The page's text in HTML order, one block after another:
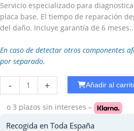
Servicio especializado para
placa base. El tiempo de reparación
del daño. Incluye garantía de 6 meses..
En caso de detectar otros componentes
por separado.
-
Carga
Ipad
+ Añadir al
o 3 plazos sin intereses –
Recogida en Toda España